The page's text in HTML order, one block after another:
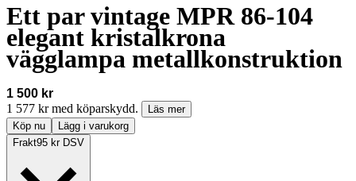
Ett par vintage MPR 86-104
elegant kristalkrona
vägglampa metallkonstruktion
1 500 kr
1 577 kr med köparskydd.
Läs mer
Köp nu
Lägg i varukorg
Frakt95 kr DSV